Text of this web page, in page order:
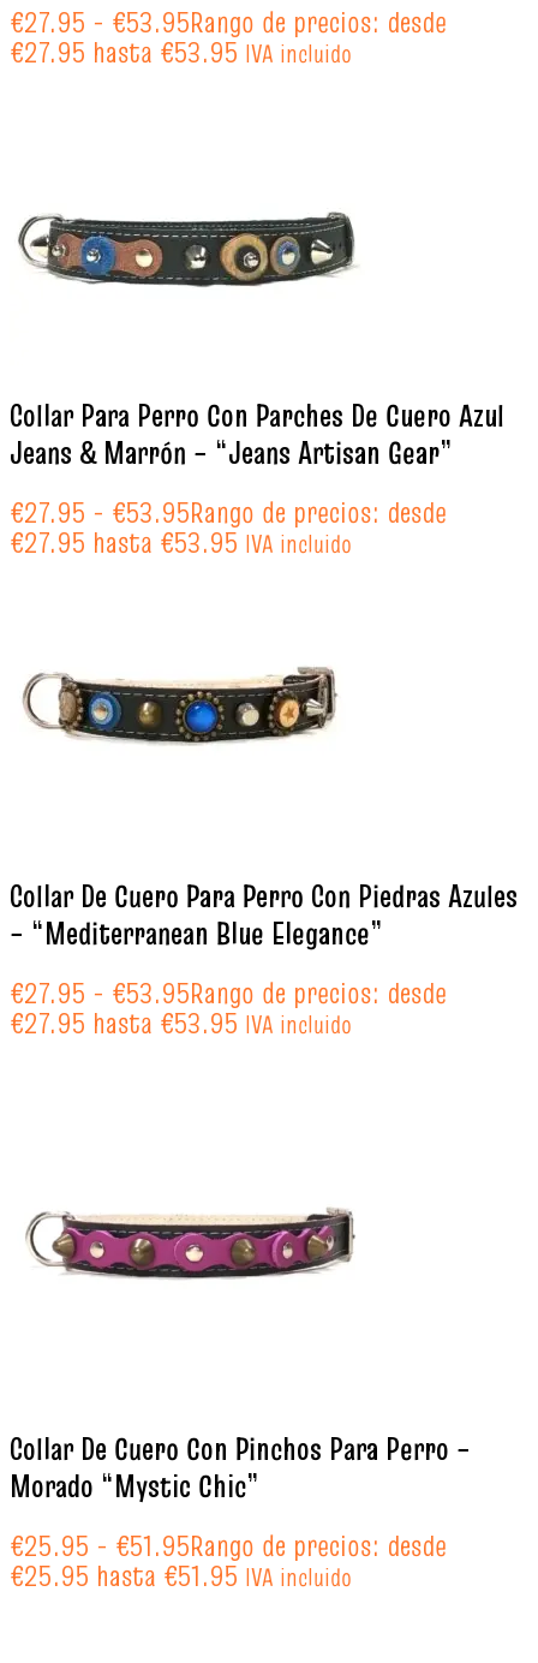
€27.95 - €53.95Rango de precios: desde
€27.95 hasta €53.95 IVA incluido
Collar Para Perro Con Parches De Cuero Azul
Jeans & Marrón – “Jeans Artisan Gear”
€27.95 - €53.95Rango de precios: desde
€27.95 hasta €53.95 IVA incluido
Collar De Cuero Para Perro Con Piedras Azules
– “Mediterranean Blue Elegance”
€27.95 - €53.95Rango de precios: desde
€27.95 hasta €53.95 IVA incluido
Collar De Cuero Con Pinchos Para Perro –
Morado “Mystic Chic”
€25.95 - €51.95Rango de precios: desde
€25.95 hasta €51.95 IVA incluido